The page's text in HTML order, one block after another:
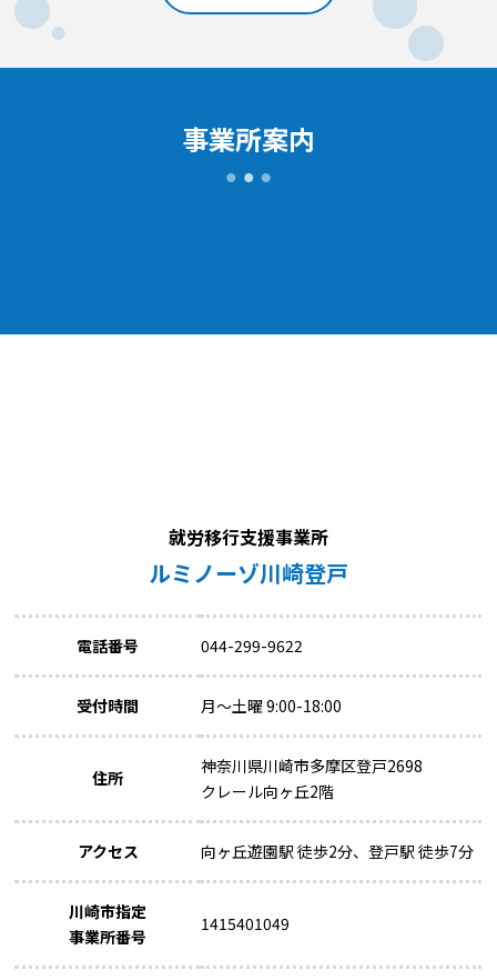
事業所案内
就労移行支援事業所
ルミノーゾ川崎登戸
電話番号 044-299-9622
受付時間 月～土曜 9:00-18:00
住所
神奈川県川崎市多摩区登戸2698
クレール向ヶ丘2階
アクセス 向ヶ丘遊園駅 徒歩2分、登戸駅 徒歩7分
川崎市指定
事業所番号
1415401049